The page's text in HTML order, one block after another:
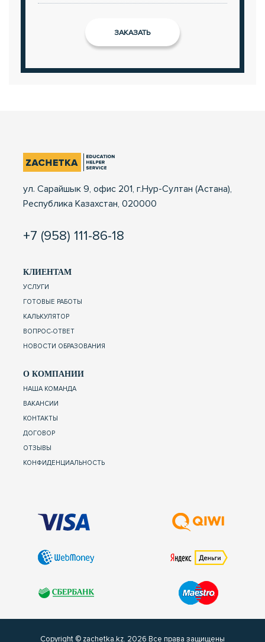
ул. Сарайшык 9, офис 201, г.Нур-Султан (Астана),
Республика Казахстан, 020000
+7 (958) 111-86-18
КЛИЕНТАМ
УСЛУГИ
ГОТОВЫЕ РАБОТЫ
КАЛЬКУЛЯТОР
ВОПРОС-ОТВЕТ
НОВОСТИ ОБРАЗОВАНИЯ
О КОМПАНИИ
НАША КОМАНДА
ВАКАНСИИ
КОНТАКТЫ
ДОГОВОР
ОТЗЫВЫ
КОНФИДЕНЦИАЛЬНОСТЬ
Copyright © zachetka.kz. 2026 Все права защищены